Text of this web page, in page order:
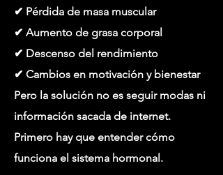
✔ Pérdida de masa muscular
✔ Aumento de grasa corporal
✔ Descenso del rendimiento
✔ Cambios en motivación y bienestar
Pero la solución no es seguir modas ni
información sacada de internet.
Primero hay que entender cómo
funciona el sistema hormonal.